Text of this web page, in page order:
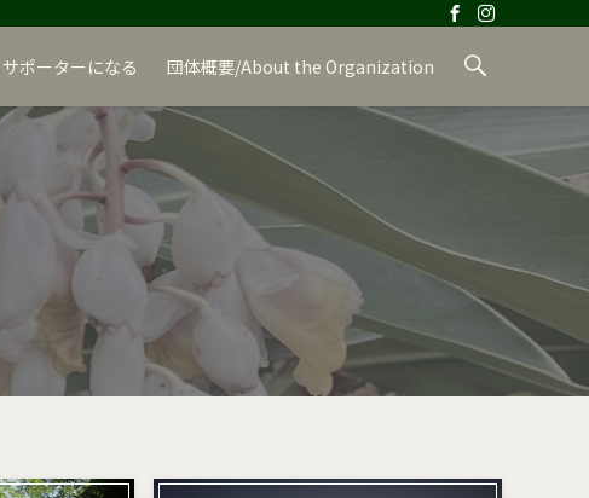
サポーターになる 団体概要/About the Organization